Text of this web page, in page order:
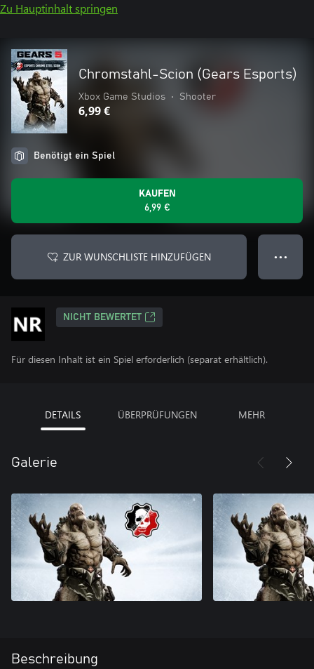
Zu Hauptinhalt springen
Chromstahl-Scion (Gears Esports)
Xbox Game Studios • Shooter
6,99 €
Benötigt ein Spiel
KAUFEN
6,99 €
ZUR WUNSCHLISTE HINZUFÜGEN ● ● ●
NICHT BEWERTET
Für diesen Inhalt ist ein Spiel erforderlich (separat erhältlich).
DETAILS ÜBERPRÜFUNGEN MEHR
Galerie
Beschreibung